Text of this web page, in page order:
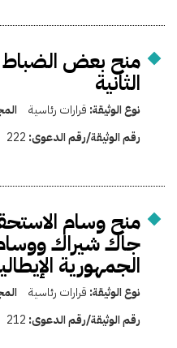
منح بعض الضباط
الثانية
نوع الوثيقة: قرارات رئاسية
رقم الوثيقة/رقم الدعوى: 222
منح وسام
جاك شيراك
الجمهورية
نوع الوثيقة: قرارات رئاسية
رقم الوثيقة/رقم الدعوى: 212